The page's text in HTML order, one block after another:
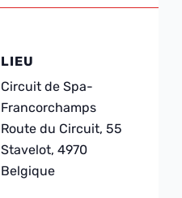
LIEU
Circuit de Spa-
Francorchamps
Route du Circuit, 55
Stavelot, 4970
Belgique